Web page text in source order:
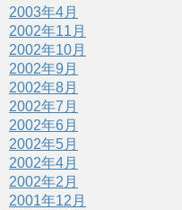
2003年4月
2002年11月
2002年10月
2002年9月
2002年8月
2002年7月
2002年6月
2002年5月
2002年4月
2002年2月
2001年12月